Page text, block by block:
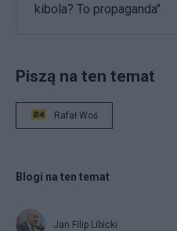
kibola? To propaganda"
Piszą na ten temat
Rafał Woś
Blogi na ten temat
Jan Filip Libicki